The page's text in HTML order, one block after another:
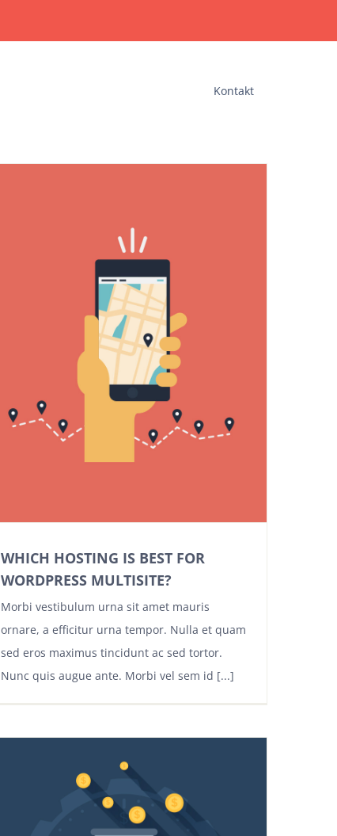
Kontakt
WHICH HOSTING IS BEST FOR
WORDPRESS MULTISITE?
Morbi vestibulum urna sit amet mauris
ornare, a efficitur urna tempor. Nulla et quam
sed eros maximus tincidunt ac sed tortor.
Nunc quis augue ante. Morbi vel sem id [...]